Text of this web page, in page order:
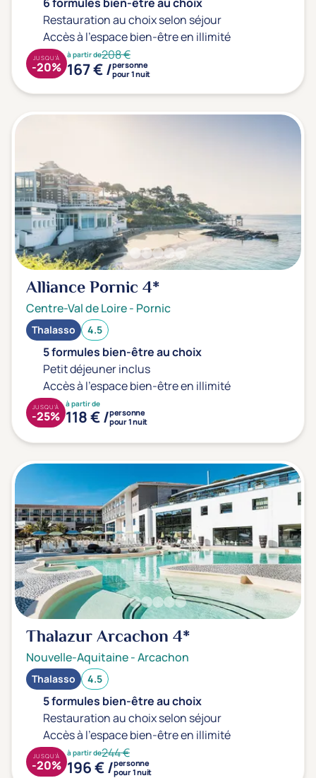
Sport
Yoga
Offres spéciales
Distance de chez vous
Établissements proches de chez moi
Km
Transports & hébergement
Soins sans hébergement
Offre séjour + vol inclus
Restauration au choix selon séjour
Accès à l'espace bien-être en illimité
à partir de208 €
167 € /personne
pour 1 nuit
JUSQU'À
-20%
Alliance Pornic4*
Centre-Val de Loire- Pornic
Thalasso 4.5
5 formules bien-être au choix
Petit déjeuner inclus
Accès à l'espace bien-être en illimité
à partir de
118 € /personne
pour 1 nuit
JUSQU'À
-25%
Thalazur Arcachon4*
Nouvelle-Aquitaine-Arcachon
Thalasso 4.5
5 formules bien-être au choix
Restauration au choix selon séjour
Accès à l'espace bien-être en illimité
à partir de244 €
196 € /personne
pour 1 nuit
JUSQU'À
-20%